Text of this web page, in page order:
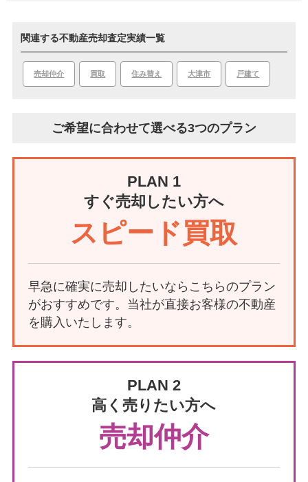
関連する不動産売却査定実績一覧
売却仲介 買取 住み替え 大津市 戸建て
ご希望に合わせて選べる3つのプラン
PLAN 1
すぐ売却したい方へ
スピード買取
早急に確実に売却したいならこちらのプラン
がおすすめです。当社が直接お客様の不動産
を購入いたします。
PLAN 2
高く売りたい方へ
売却仲介